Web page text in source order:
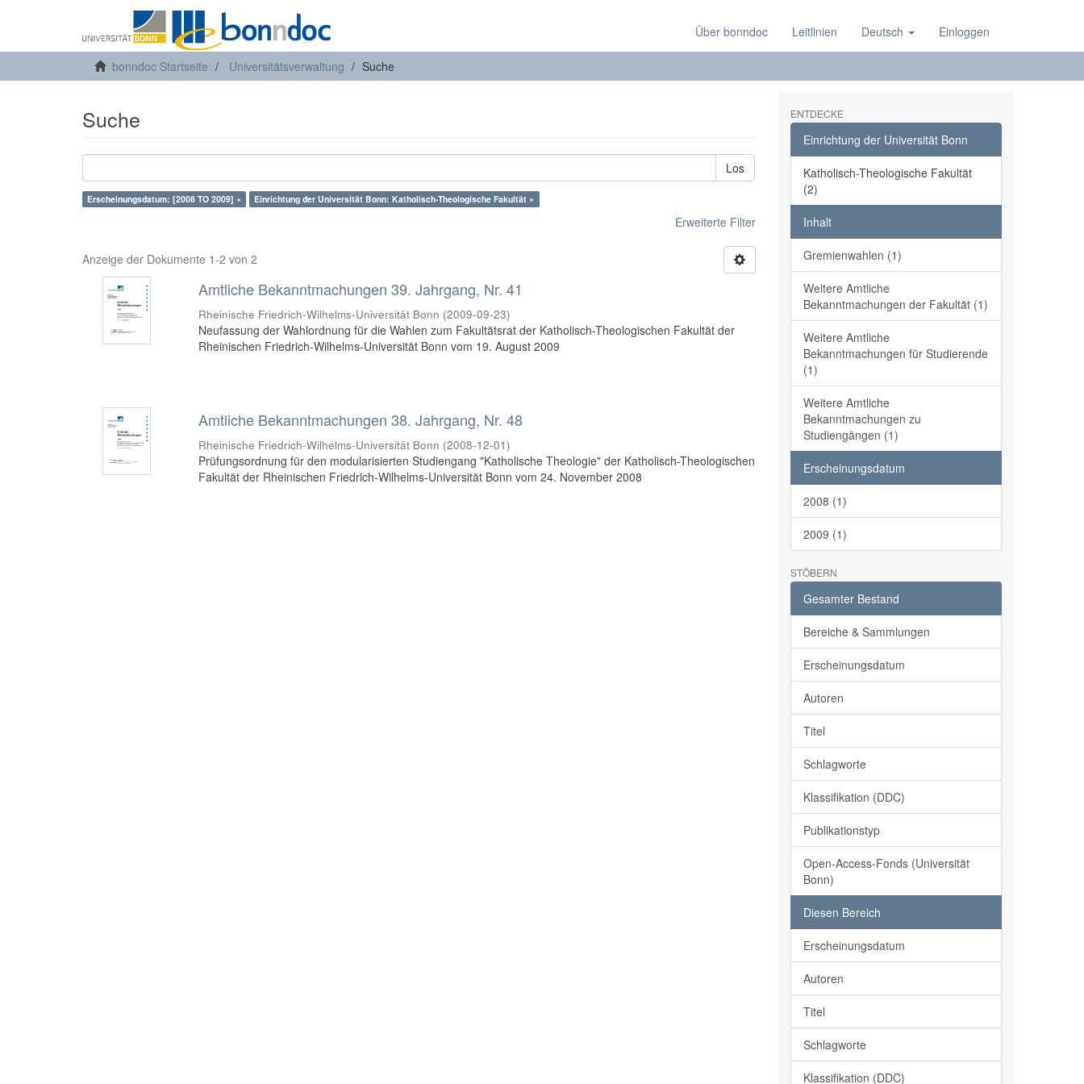
Über bonndoc Leitlinien Deutsch Einloggen
bonndoc Startseite Universitätsverwaltung Suche
Suche
Los
Erscheinungsdatum: [2008 TO 2009] × Einrichtung der Universität Bonn: Katholisch-Theologische Fakultät ×
Erweiterte Filter
Anzeige der Dokumente 1-2 von 2
Amtliche Bekanntmachungen 39. Jahrgang, Nr. 41
Rheinische Friedrich-Wilhelms-Universität Bonn (2009-09-23)
Neufassung der Wahlordnung für die Wahlen zum Fakultätsrat der Katholisch-Theologischen Fakultät der
Rheinischen Friedrich-Wilhelms-Universität Bonn vom 19. August 2009
Amtliche Bekanntmachungen 38. Jahrgang, Nr. 48
Rheinische Friedrich-Wilhelms-Universität Bonn (2008-12-01)
Prüfungsordnung für den modularisierten Studiengang "Katholische Theologie" der Katholisch-Theologischen
Fakultät der Rheinischen Friedrich-Wilhelms-Universität Bonn vom 24. November 2008
ENTDECKE
Einrichtung der Universität Bonn
Katholisch-Theologische Fakultät
(2)
Inhalt
Gremienwahlen (1)
Weitere Amtliche
Bekanntmachungen der Fakultät (1)
Weitere Amtliche
Bekanntmachungen für Studierende
(1)
Weitere Amtliche
Bekanntmachungen zu
Studiengängen (1)
Erscheinungsdatum
2008 (1)
2009 (1)
STÖBERN
Gesamter Bestand
Bereiche & Sammlungen
Erscheinungsdatum
Autoren
Titel
Schlagworte
Klassifikation (DDC)
Publikationstyp
Open-Access-Fonds (Universität
Bonn)
Diesen Bereich
Erscheinungsdatum
Autoren
Titel
Schlagworte
Klassifikation (DDC)